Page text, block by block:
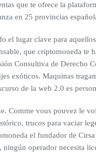
que te ofrece la
en 25 provincias
el lugar clave para
que criptomoneda te
Consultiva de Derecho
exóticos. Maquinas
de la web 2.0 es
Comme vous pouvez le
trucos para vaciar
el fundador de
operador necesita